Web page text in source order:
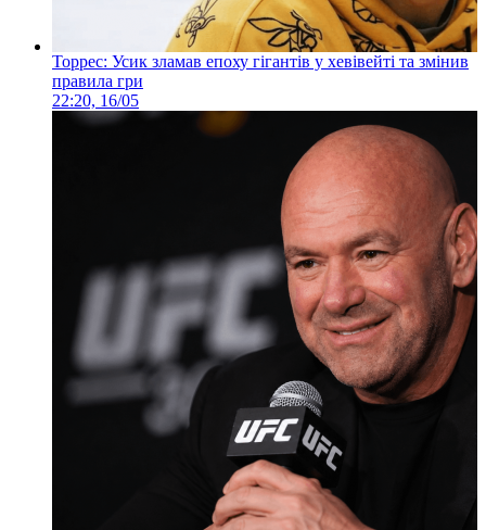
Торрес: Усик зламав епоху гігантів у хевівейті та змінив
правила гри
22:20, 16/05